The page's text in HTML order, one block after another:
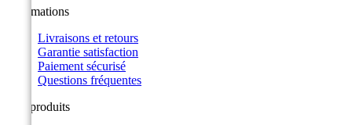
Informations
Livraisons et retours
Garantie satisfaction
Paiement sécurisé
Questions fréquentes
Nos produits